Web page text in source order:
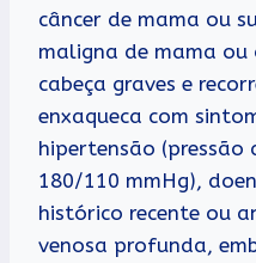
câncer de mama ou
maligna de mama
cabeça graves e
enxaqueca com
hipertensão (pressão
180/110 mmHg),
histórico recente ou
venosa profunda,